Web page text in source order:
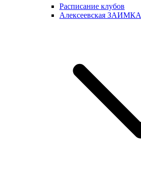
Расписание клубов
Алексеевская ЗАИМКА